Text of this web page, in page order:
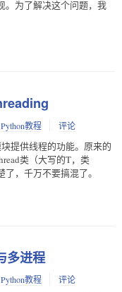
。为了解决这个问题，我
Python教程 评论
提供线程的功能。原来的
类（大写的T，类
，千万不要搞混了。
多进程
Python教程 评论